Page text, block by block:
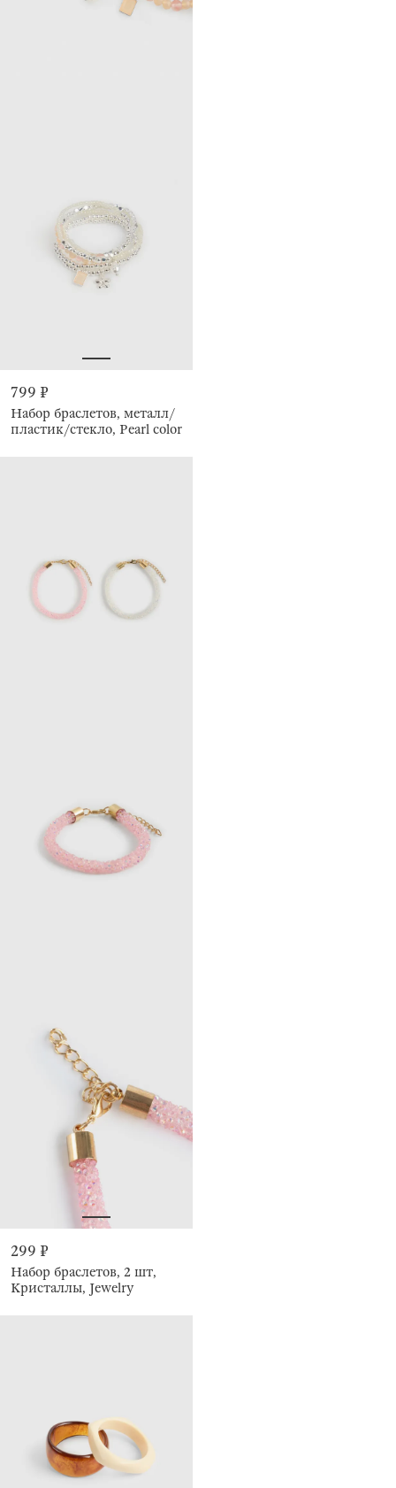
799 ₽
Набор браслетов, металл/
пластик/стекло, Pearl color
299 ₽
Набор браслетов, 2 шт,
Кристаллы, Jewelry